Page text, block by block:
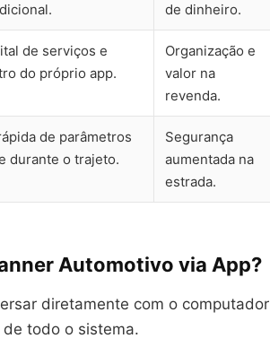
de dinheiro.
de serviços e
do próprio app.
Organização e
valor na
revenda.
de parâmetros
durante o trajeto.
Segurança
aumentada na
estrada.
Automotivo via App?
diretamente com o computador
de todo o sistema.